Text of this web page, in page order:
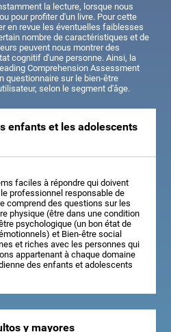
la lecture, lorsque nous
pour profiter d'un livre. Pour cette
en revue les éventuelles faiblesses
nombre de caractéristiques et de
peuvent nous montrer des
cognitif d'une personne. Ainsi, la
Comprehension Assessment
questionnaire sur le bien-être
selon le segment d'âge.
enfants et les adolescents
faciles à répondre qui doivent
professionnel responsable de
comprend des questions sur les
physique (être dans une condition
psychologique (un bon état de
et Bien-être social
et riches avec les personnes qui
appartenant à chaque domaine
des enfants et adolescents
y mayores